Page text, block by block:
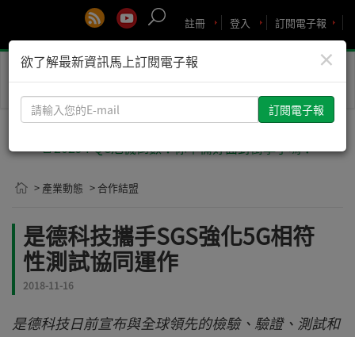
訂閱電子報
登入
註冊
Toggle
🚨2029 PQC危機倒數！你準備好面對衝擊了嗎？
> 產業動態 > 合作結盟
是德科技攜手SGS強化5G相符
性測試協同運作
2018-11-16
是德科技日前宣布與全球領先的檢驗、驗證、測試和
×
欲了解最新資訊馬上訂閱電子報
請
輸
您
的
E-